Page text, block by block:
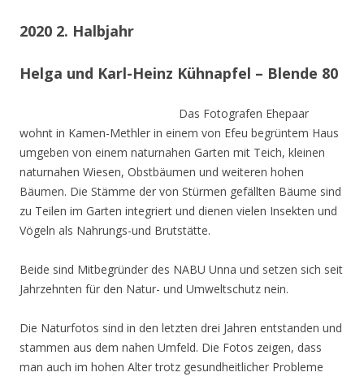
2020 2. Halbjahr
Helga und Karl-Heinz Kühnapfel – Blende 80
Das Fotografen Ehepaar
wohnt in Kamen-Methler in einem von Efeu begrüntem Haus
umgeben von einem naturnahen Garten mit Teich, kleinen
naturnahen Wiesen, Obstbäumen und weiteren hohen
Bäumen. Die Stämme der von Stürmen gefällten Bäume sind
zu Teilen im Garten integriert und dienen vielen Insekten und
Vögeln als Nahrungs-und Brutstätte.
Beide sind Mitbegründer des NABU Unna und setzen sich seit
Jahrzehnten für den Natur- und Umweltschutz nein.
Die Naturfotos sind in den letzten drei Jahren entstanden und
stammen aus dem nahen Umfeld. Die Fotos zeigen, dass
man auch im hohen Alter trotz gesundheitlicher Probleme